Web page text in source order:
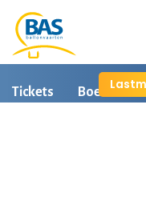
Tickets Boeken